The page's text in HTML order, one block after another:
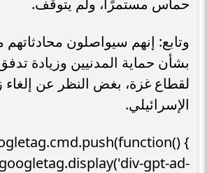
وتابع: إنهم سيواصلون محادثاتهم
بشأن حماية المدنيين وزيادة
لقطاع غزة، بغض النظر عن إلغاء
الإسرائيلي.
{
googletag.display('div-gpt-ad-